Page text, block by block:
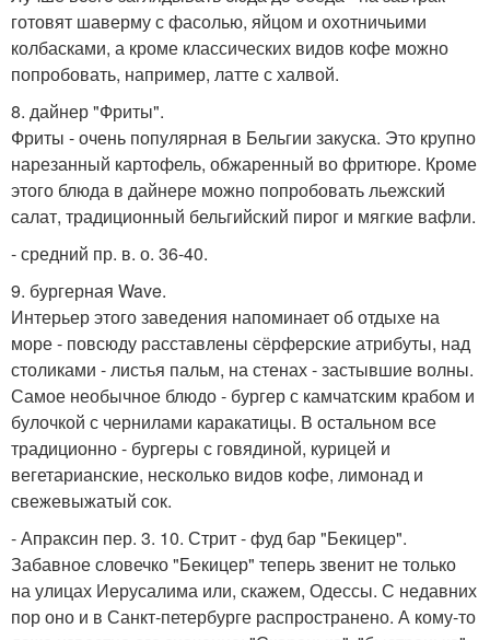
готовят шаверму с фасолью, яйцом и охотничьими
колбасками, а кроме классических видов кофе можно
попробовать, например, латте с халвой.
8. дайнер "Фриты".
Фриты - очень популярная в Бельгии закуска. Это крупно
нарезанный картофель, обжаренный во фритюре. Кроме
этого блюда в дайнере можно попробовать льежский
салат, традиционный бельгийский пирог и мягкие вафли.
- средний пр. в. о. 36-40.
9. бургерная Wave.
Интерьер этого заведения напоминает об отдыхе на
море - повсюду расставлены сёрферские атрибуты, над
столиками - листья пальм, на стенах - застывшие волны.
Самое необычное блюдо - бургер с камчатским крабом и
булочкой с чернилами каракатицы. В остальном все
традиционно - бургеры с говядиной, курицей и
вегетарианские, несколько видов кофе, лимонад и
свежевыжатый сок.
- Апраксин пер. 3. 10. Стрит - фуд бар "Бекицер".
Забавное словечко "Бекицер" теперь звенит не только
на улицах Иерусалима или, скажем, Одессы. С недавних
пор оно и в Санкт-петербурге распространено. А кому-то